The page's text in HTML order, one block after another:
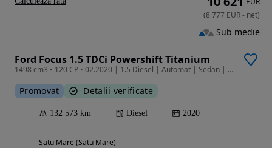
Ford Focus 1.5 TDCi Powershift Titanium
1498 cm3 • 120 CP • 02.2020 | 1.5 Diesel | Automat | Sedan | Garantie | Istoric | Finantar
Promovat Detalii verificate
132 573 km Diesel 2020
Satu Mare (Satu Mare)
(8 777 EUR- net)
Sub medie